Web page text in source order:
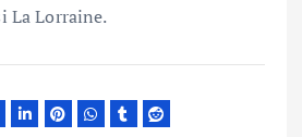
La Lorraine.